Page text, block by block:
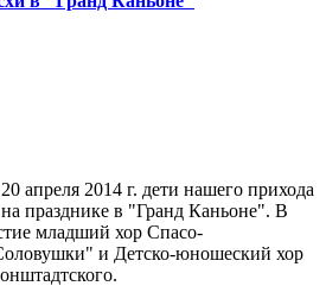
апреля 2014 г. дети нашего прихода
празднике в "Гранд Каньоне". В
младший хор Спасо-
и Детско-юношеский хор